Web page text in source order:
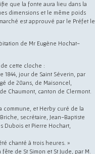
que la fonte aura lieu dans la
dimensions et le même poids
est approuvé par le Préfet le
de Mr Eugène Hochat-
cette cloche :
1844, jour de Saint Séverin, par
de 20ans, de Maisoncel,
Chaumont, canton de Clermont.
commune, et Herby curé de la
secrétaire, Jean-Baptiste
Dubois et Pierre Hochart,
chanté à trois heures. »
de St Simon et St Jude, par M.